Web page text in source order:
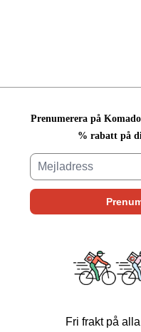
Prenumerera på
% rabatt på
Fri frakt på